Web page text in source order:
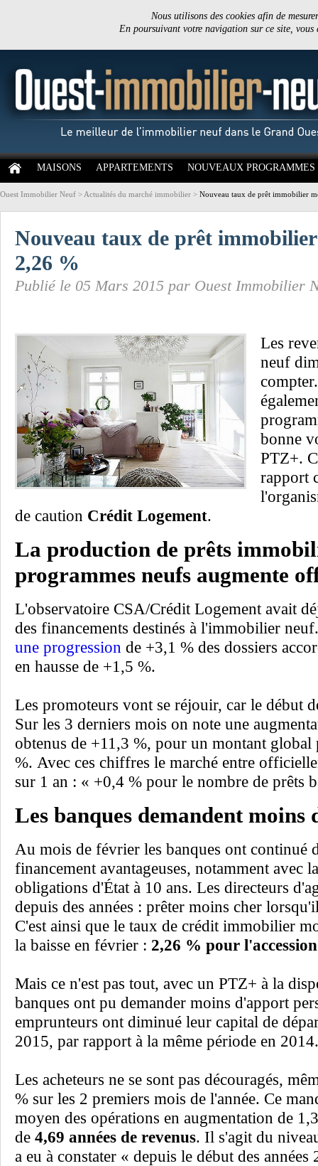
Nous utilisons des cookies afin de
En poursuivant votre navigation sur ce site,
MAISONS APPARTEMENTS NOUVEAUX PROGRAMMES
Ouest Immobilier Neuf > Actualités du marché immobilier > Nouveau taux de prêt immobilier
Nouveau taux de prêt
2,26 %
Publié le 05 Mars 2015 par Ouest Immobilier
Les
neuf
bonne
PTZ+.
rapport
de caution Crédit Logement.
La production de prêts
programmes neufs augmente
L'observatoire CSA/Crédit Logement avait
des financements destinés à l'immobilier
une progression de +3,1 % des dossiers
en hausse de +1,5 %.
Les promoteurs vont se réjouir, car le début
Sur les 3 derniers mois on note une
obtenus de +11,3 %, pour un montant global
%. Avec ces chiffres le marché entre
sur 1 an : « +0,4 % pour le nombre de prêts
Les banques demandent
Au mois de février les banques ont continué
financement avantageuses, notamment avec
obligations d'État à 10 ans. Les directeurs
depuis des années : prêter moins cher
C'est ainsi que le taux de crédit immobilier
la baisse en février : 2,26 % pour
Mais ce n'est pas tout, avec un PTZ+ à la
banques ont pu demander moins d'apport
emprunteurs ont diminué leur capital de
2015, par rapport à la même période en 2014.
Les acheteurs ne se sont pas découragés,
% sur les 2 premiers mois de l'année. Ce
moyen des opérations en augmentation de
de 4,69 années de revenus. Il s'agit du
a eu à constater « depuis le début des